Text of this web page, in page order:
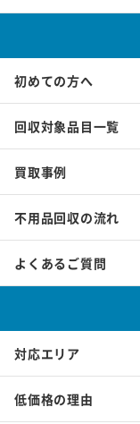
初めての方へ
回収対象品目一覧
買取事例
不用品回収の流れ
よくあるご質問
対応エリア
低価格の理由